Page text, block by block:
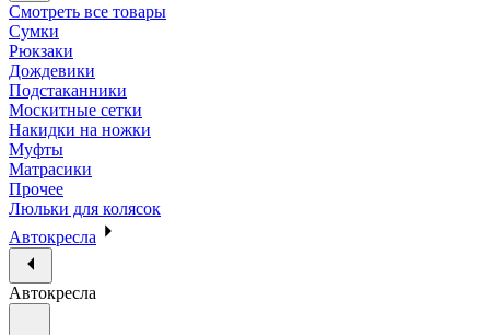
Смотреть все товары
Сумки
Рюкзаки
Дождевики
Подстаканники
Москитные сетки
Накидки на ножки
Муфты
Матрасики
Прочее
Люльки для колясок
Автокресла
Автокресла